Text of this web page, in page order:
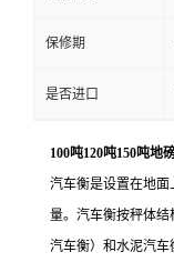
保修期
是否进口
100吨120吨150吨地
汽车衡是设置在地
量。汽车衡按秤体结
汽车衡）和水泥汽